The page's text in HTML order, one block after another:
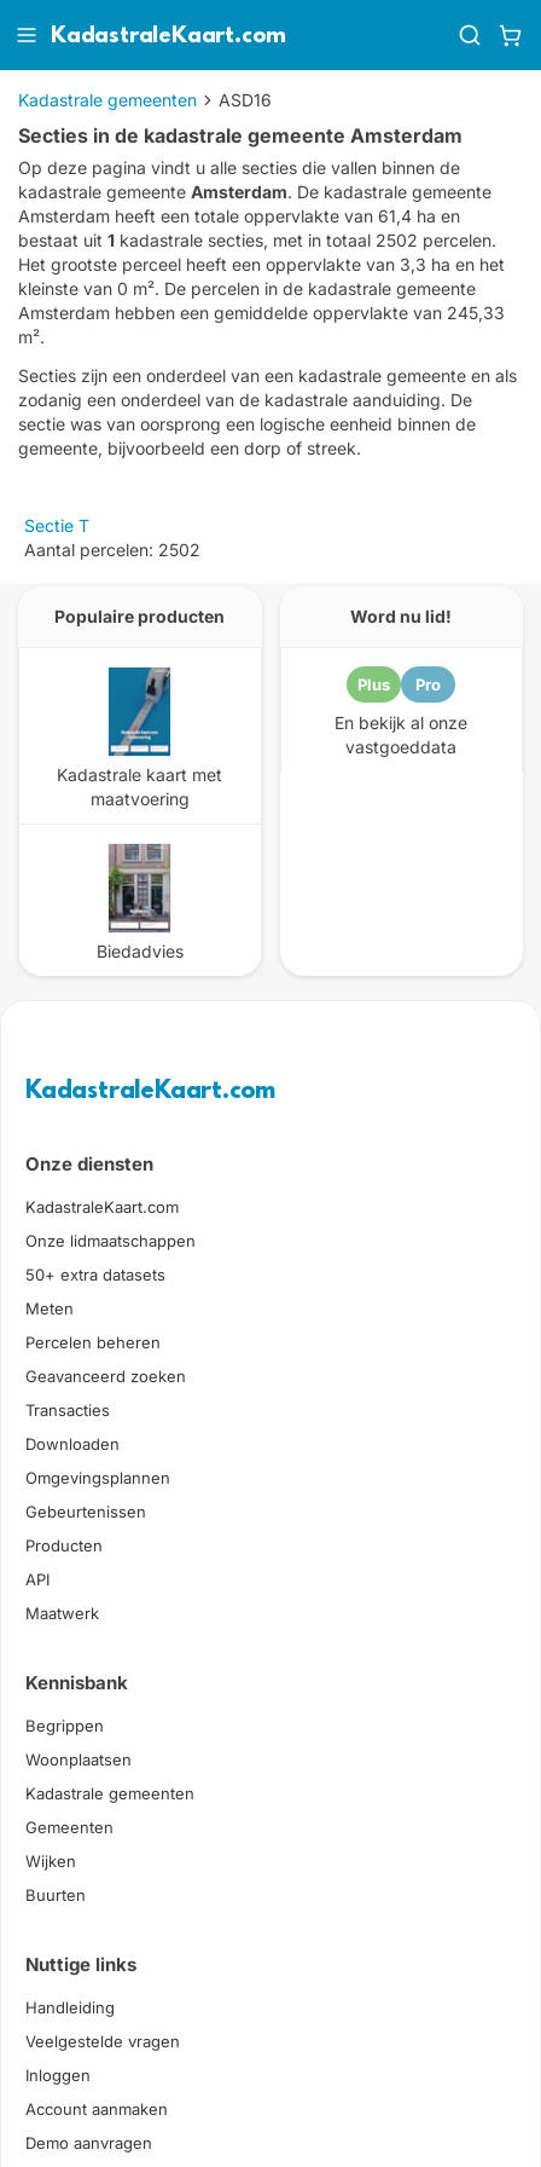
KadastraleKaart.com
Kadastrale gemeenten ASD16
Secties in de kadastrale gemeente Amsterdam
Op deze pagina vindt u alle secties die vallen binnen de
kadastrale gemeente Amsterdam. De kadastrale gemeente
Amsterdam heeft een totale oppervlakte van 61,4 ha en
bestaat uit 1 kadastrale secties, met in totaal 2502 percelen.
Het grootste perceel heeft een oppervlakte van 3,3 ha en het
kleinste van 0 m². De percelen in de kadastrale gemeente
Amsterdam hebben een gemiddelde oppervlakte van 245,33
m².
Secties zijn een onderdeel van een kadastrale gemeente en als
zodanig een onderdeel van de kadastrale aanduiding. De
sectie was van oorsprong een logische eenheid binnen de
gemeente, bijvoorbeeld een dorp of streek.
Sectie T
Aantal percelen: 2502
Populaire producten
Kadastrale kaart met
maatvoering
Biedadvies
Word nu lid!
Plus Pro
En bekijk al onze
vastgoeddata
KadastraleKaart.com
Onze diensten
KadastraleKaart.com
Onze lidmaatschappen
50+ extra datasets
Meten
Percelen beheren
Geavanceerd zoeken
Transacties
Downloaden
Omgevingsplannen
Gebeurtenissen
Producten
API
Maatwerk
Kennisbank
Begrippen
Woonplaatsen
Kadastrale gemeenten
Gemeenten
Wijken
Buurten
Nuttige links
Handleiding
Veelgestelde vragen
Inloggen
Account aanmaken
Demo aanvragen